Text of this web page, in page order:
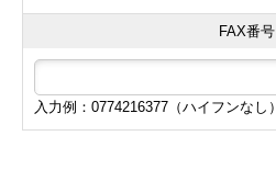
FAX番号
入力例：0774216377（ハイフンなし）